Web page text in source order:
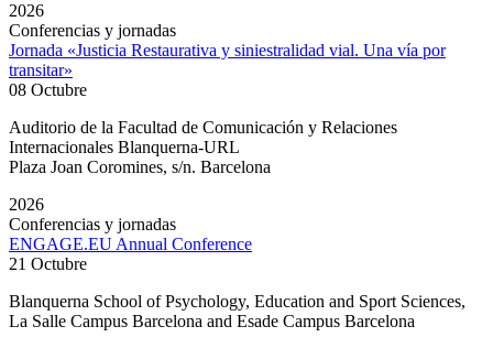
2026
Conferencias y jornadas
Jornada «Justicia Restaurativa y siniestralidad vial. Una vía por
transitar»
08 Octubre
Auditorio de la Facultad de Comunicación y Relaciones
Internacionales Blanquerna-URL
Plaza Joan Coromines, s/n. Barcelona
2026
Conferencias y jornadas
ENGAGE.EU Annual Conference
21 Octubre
Blanquerna School of Psychology, Education and Sport Sciences,
La Salle Campus Barcelona and Esade Campus Barcelona